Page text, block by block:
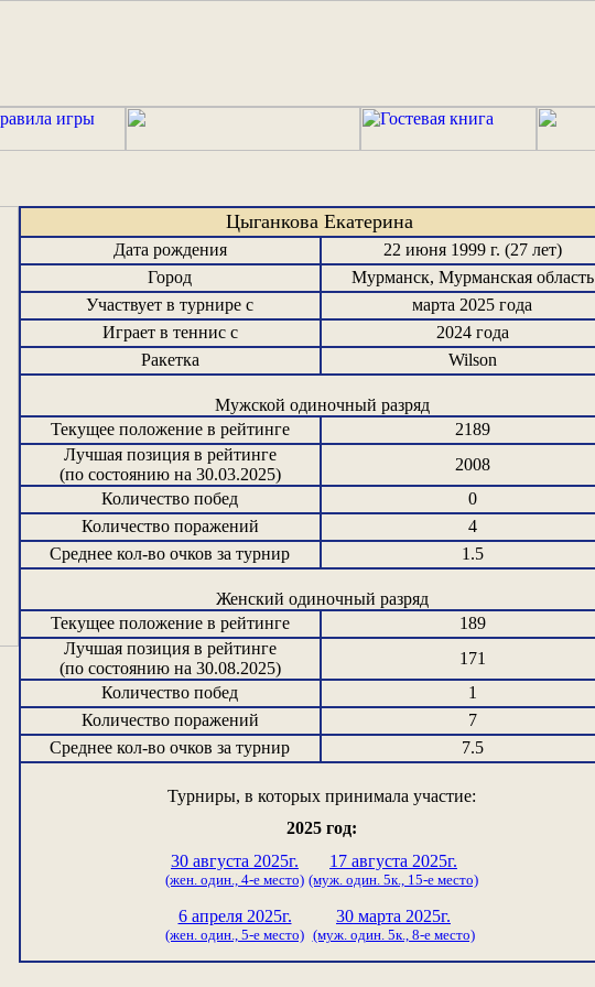
Цыганкова Екатерина
Дата рождения
22 июня 1999 г. (27 лет)
Город
Мурманск, Мурманская область
Участвует в турнире с
марта 2025 года
Играет в теннис с
2024 года
Ракетка
Wilson
Мужской одиночный разряд
Текущее положение в рейтинге
2189
Лучшая позиция в рейтинге
(по состоянию на 30.03.2025)
2008
Количество побед
0
Количество поражений
4
Среднее кол-во очков за турнир
1.5
Женский одиночный разряд
Текущее положение в рейтинге
189
Лучшая позиция в рейтинге
(по состоянию на 30.08.2025)
171
Количество побед
1
Количество поражений
7
Среднее кол-во очков за турнир
7.5
Турниры, в которых принимала участие:
2025 год:
30 августа 2025г.
(жен. один., 4-е место)
17 августа 2025г.
(муж. один. 5к., 15-е место)
6 апреля 2025г.
(жен. один., 5-е место)
30 марта 2025г.
(муж. один. 5к., 8-е место)